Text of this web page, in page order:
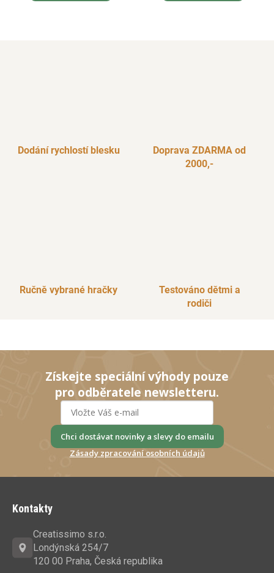
Dodání rychlostí blesku
Doprava ZDARMA od
2000,-
Ručně vybrané hračky
Testováno dětmi a
rodiči
Získejte speciální výhody pouze
pro odběratele newsletteru.
Chci dostávat novinky a slevy do emailu
Zásady zpracování osobních údajů
Kontakty
Creatissimo s.r.o.
Londýnská 254/7
120 00 Praha, Česká republika